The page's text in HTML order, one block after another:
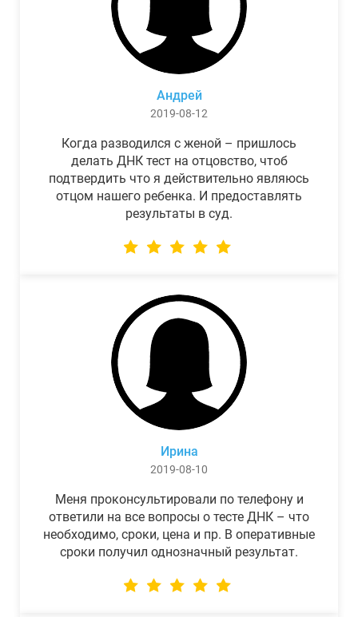
Андрей
2019-08-12
Когда разводился с женой – пришлось
делать ДНК тест на отцовство, чтоб
подтвердить что я действительно являюсь
отцом нашего ребенка. И предоставлять
результаты в суд.
Ирина
2019-08-10
Меня проконсультировали по телефону и
ответили на все вопросы о тесте ДНК – что
необходимо, сроки, цена и пр. В оперативные
сроки получил однозначный результат.